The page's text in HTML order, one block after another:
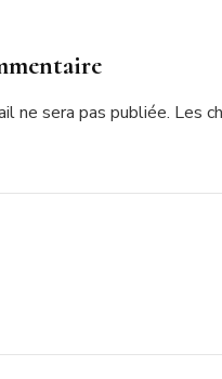
ne sera pas publiée. Les